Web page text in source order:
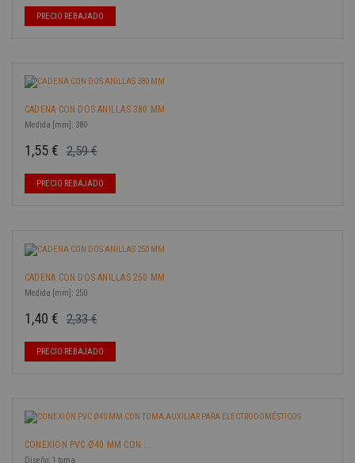
PRECIO REBAJADO
CADENA CON DOS ANILLAS 380 MM
Medida [mm]: 380
2,59 €
1,55 €
PRECIO REBAJADO
CADENA CON DOS ANILLAS 250 MM
Medida [mm]: 250
2,33 €
1,40 €
PRECIO REBAJADO
CONEXIÓN PVC Ø40 MM CON...
Diseño: 1 toma